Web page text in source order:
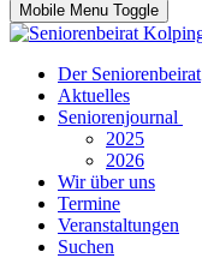
Mobile Menu Toggle
Der Seniorenbeirat
Aktuelles
Seniorenjournal
2025
2026
Wir über uns
Termine
Veranstaltungen
Suchen